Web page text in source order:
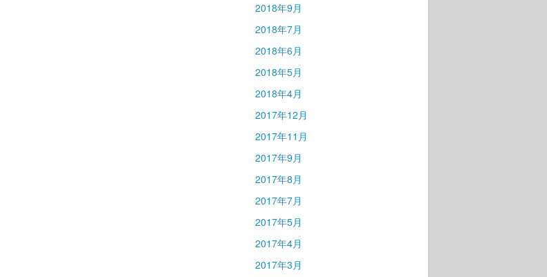
2018年9月
2018年7月
2018年6月
2018年5月
2018年4月
2017年12月
2017年11月
2017年9月
2017年8月
2017年7月
2017年5月
2017年4月
2017年3月